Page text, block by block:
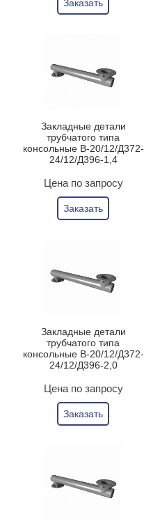
Заказать
Закладные детали
трубчатого типа
консольные В-20/12/Д372-
24/12/Д396-1,4
Цена по запросу
Заказать
Закладные детали
трубчатого типа
консольные В-20/12/Д372-
24/12/Д396-2,0
Цена по запросу
Заказать